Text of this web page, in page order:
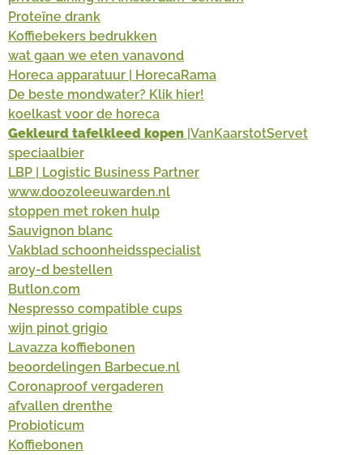
Proteïne drank
Koffiebekers bedrukken
wat gaan we eten vanavond
Horeca apparatuur | HorecaRama
De beste mondwater? Klik hier!
koelkast voor de horeca
Gekleurd tafelkleed kopen |VanKaarstotServet
speciaalbier
LBP | Logistic Business Partner
www.doozoleeuwarden.nl
stoppen met roken hulp
Sauvignon blanc
Vakblad schoonheidsspecialist
aroy-d bestellen
Butlon.com
Nespresso compatible cups
wijn pinot grigio
Lavazza koffiebonen
beoordelingen Barbecue.nl
Coronaproof vergaderen
afvallen drenthe
Probioticum
Koffiebonen